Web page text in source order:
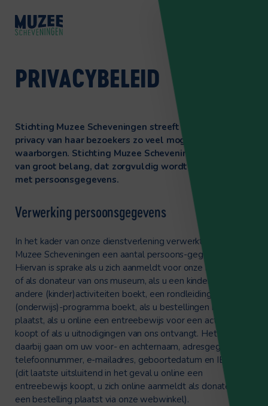
PRIVACYBELEID
Stichting Muzee Scheveningen streeft ernaar om de
privacy van haar bezoekers zo veel mogelijk te
waarborgen. Stichting Muzee Scheveningen vindt het
van groot belang, dat zorgvuldig wordt omgegaan
met persoonsgegevens.
Verwerking persoonsgegevens
In het kader van onze dienstverlening verwerkt Stichting
Muzee Scheveningen een aantal persoons-gegevens.
Hiervan is sprake als u zich aanmeldt voor onze nieuwsbrief
of als donateur van ons museum, als u een kinderpartijtje of
andere (kinder)activiteiten boekt, een rondleiding of een
(onderwijs)-programma boekt, als u bestellingen bij ons
plaatst, als u online een entreebewijs voor een activiteit
koopt of als u uitnodigingen van ons ontvangt. Het kan
daarbij gaan om uw voor- en achternaam, adresgegevens,
telefoonnummer, e-mailadres, geboortedatum en IBAN
(dit laatste uitsluitend in het geval u online een
entreebewijs koopt, u zich online aanmeldt als donateur of
een bestelling plaatst via onze webwinkel).